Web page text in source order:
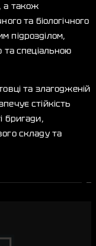
а також
та біологічного
підрозділом,
та спеціальною
та злагодженій
стійкість
бригади,
складу та